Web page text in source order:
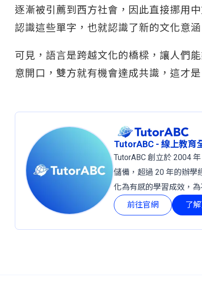
逐漸被引薦到西方社會，因此直接挪用
認識這些單字，也就認識了新的文化意涵
可見，語言是跨越文化的橋樑，讓人們
意開口，雙方就有機會達成共識，這才
TutorABC - 線上教育
TutorABC 創立於 2004
儲備，超過 20 年的辦學
化為有感的學習成效，
前往官網
了